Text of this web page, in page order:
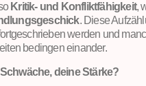
Kritik- und Konfliktfähigkeit,
. Diese
werden und
bedingen einander.
Schwäche, deine Stärke?